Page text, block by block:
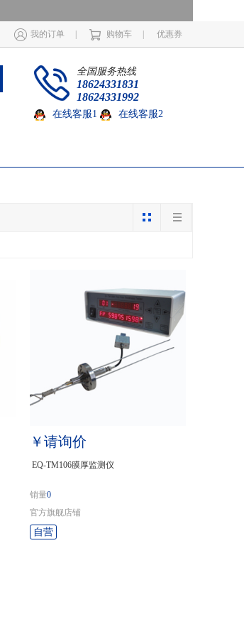
我的订单 购物车 优惠券
全国服务热线
18624331831
18624331992
在线客服1 在线客服2
￥请询价
EQ-TM106膜厚监测仪
销量0
官方旗舰店铺
自营